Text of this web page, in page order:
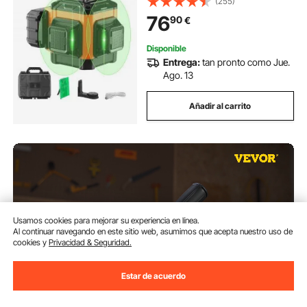
Precisión de 0,28cm a 10m
Funcionamiento Continuo 8h con
Soporte de Batería
7690€
Disponible
Entrega:tan pronto como Jue.
Ago. 13
Añadir al carrito
Usamos cookies para mejorar su experiencia en línea.
Al continuar navegando en este sitio web, asumimos que acepta nuestro uso de
cookies yPrivacidad & Seguridad.
Estar de acuerdo